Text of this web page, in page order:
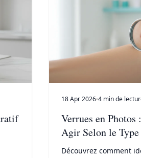
18 Apr 2026 4 min de
Verrues en Photos
Agir Selon le Type
Découvrez comment